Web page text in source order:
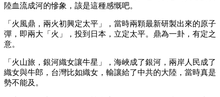
陸血流成河的慘象，該是這種感慨吧。
「火風鼎，兩火初興定太平」，當時兩顆最新研製出來的原子
彈，即兩大「火」，投到日本，立定太平。鼎為一卦，有定之
意。
「火山旅，銀河織女讓牛星」，海峽成了銀河，兩岸人民成了
織女與牛郎，台灣比如織女，輸讓給了中共的大陸，當時真是
勢不能及。